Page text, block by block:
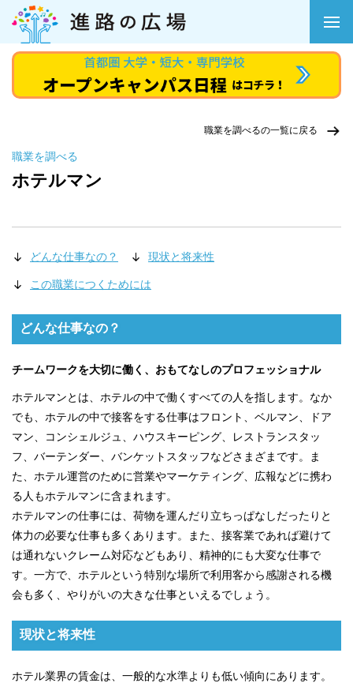
職業を調べるの一覧に戻る
職業を調べる
ホテルマン
どんな仕事なの？ 現状と将来性
この職業につくためには
どんな仕事なの？
チームワークを大切に働く、おもてなしのプロフェッショナル
ホテルマンとは、ホテルの中で働くすべての人を指します。なか
でも、ホテルの中で接客をする仕事はフロント、ベルマン、ドア
マン、コンシェルジュ、ハウスキーピング、レストランスタッ
フ、バーテンダー、バンケットスタッフなどさまざまです。ま
た、ホテル運営のために営業やマーケティング、広報などに携わ
る人もホテルマンに含まれます。
ホテルマンの仕事には、荷物を運んだり立ちっぱなしだったりと
体力の必要な仕事も多くあります。また、接客業であれば避けて
は通れないクレーム対応などもあり、精神的にも大変な仕事で
す。一方で、ホテルという特別な場所で利用客から感謝される機
会も多く、やりがいの大きな仕事といえるでしょう。
現状と将来性
ホテル業界の賃金は、一般的な水準よりも低い傾向にあります。